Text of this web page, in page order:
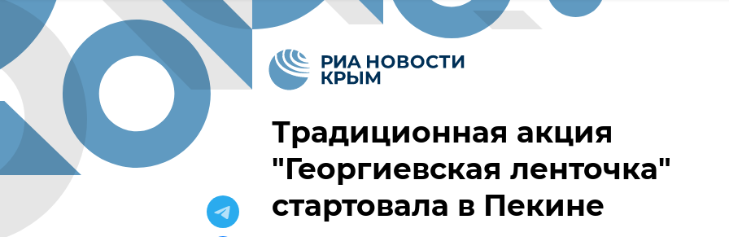
Традиционная акция
"Георгиевская ленточка"
стартовала в Пекине